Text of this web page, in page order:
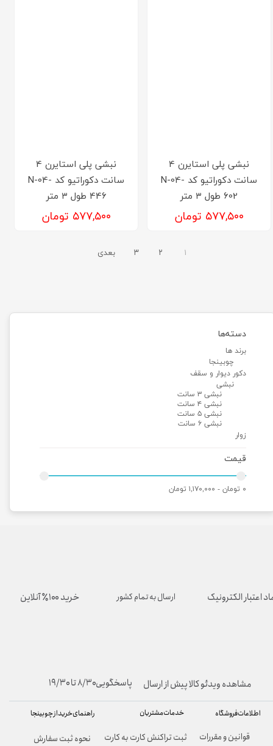
دسته‌ها
برند ها
چوبینجا
دکور دیوار و سقف
نبشی
نبشی ۳ سانت
نبشی ۴ سانت
نبشی ۵ سانت
نبشی ۶ سانت
زوار
قیمت
۰ تومان - ۱,۱۷۰,۰۰۰ تومان
نبشی پلی استایرن 4
سانت دکوراتیو کد N-04-
602 طول ۳ متر
۵۷۷,۵۰۰ تومان
نبشی پلی استایرن 4
سانت دکوراتیو کد N-04-
446 طول ۳ متر
۵۷۷,۵۰۰ تومان
۱ ۲ ۳ بعدی
راهنمای خرید از چوبینجا
نحوه ثبت سفارش
خدمات مشتریان
ثبت تراکنش کارت به کارت
اطلاعات فروشگاه
قوانین و مقررات
ارسال به تمام کشور
پاسخگویی۸/۳۰ تا ۱۹/۳۰
اعتبار الکترونیک خرید ۱۰۰٪ آنلاین
مشاهده ویدئو کالا پیش از ارسال